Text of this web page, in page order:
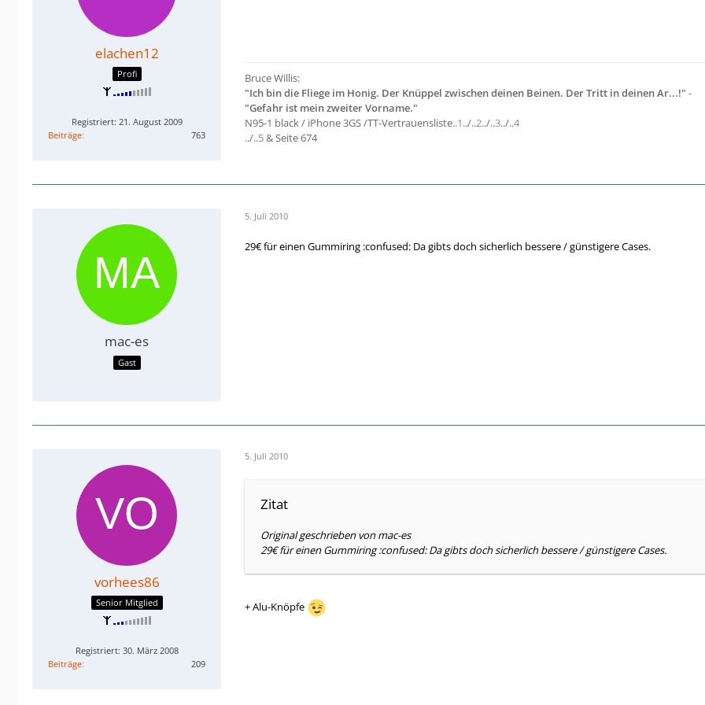
elachen12
Profi
Registriert: 21. August 2009
Beiträge
763
Bruce Willis:
"Ich bin die Fliege im Honig. Der Knüppel zwischen deinen Beinen. Der Tritt in deinen Ar...!" -
"Gefahr ist mein zweiter Vorname."
N95-1 black / iPhone 3GS /TT-Vertrauensliste..1../..2../..3../..4
../..5& Seite 674
mac-es
Gast
5. Juli 2010
29€ für einen Gummiring :confused: Da gibts doch sicherlich bessere / günstigere Cases.
vorhees86
Senior Mitglied
Registriert: 30. März 2008
Beiträge
209
5. Juli 2010
Zitat
Original geschrieben von mac-es
29€ für einen Gummiring :confused: Da gibts doch sicherlich bessere / günstigere Cases.
+ Alu-Knöpfe